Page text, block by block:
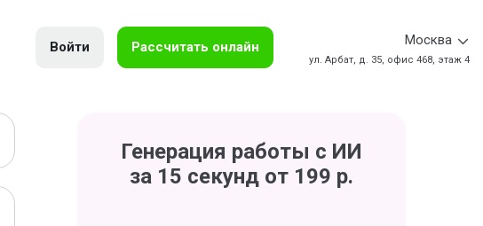
Войти Рассчитать онлайн Москва
ул. Арбат, д. 35, офис 468, этаж 4
Генерация работы с ИИ
за 15 секунд от 199 р.